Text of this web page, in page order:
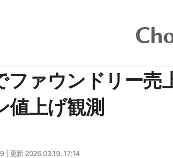
ファウンドリー
値上げ観測
| 更新 2026.03.19. 17:14